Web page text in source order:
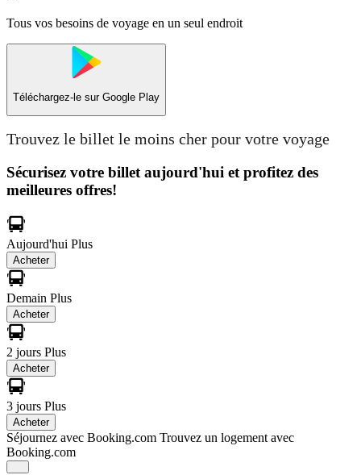
Tous vos besoins de voyage en un seul endroit
Téléchargez-le sur Google Play
Trouvez le billet le moins cher pour votre voyage
Sécurisez votre billet aujourd'hui et profitez des
meilleures offres!
Aujourd'hui Plus
Acheter
Demain Plus
Acheter
2 jours Plus
Acheter
3 jours Plus
Acheter
Séjournez avec Booking.com Trouvez un logement avec
Booking.com